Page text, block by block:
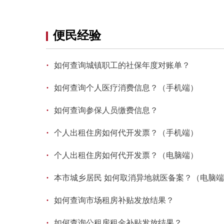
便民经验
· 如何查询城镇职工的社保年度对账单？
· 如何查询个人医疗消费信息？（手机端）
· 如何查询参保人员缴费信息？
· 个人出租住房如何代开发票？（手机端）
· 个人出租住房如何代开发票？（电脑端）
· 本市城乡居民 如何取消异地就医备案？（电脑
· 如何查询市场租房补贴发放结果？